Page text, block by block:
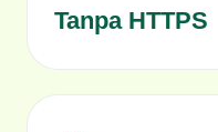
Tanpa HTTPS